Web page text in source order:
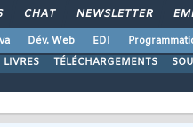
CHAT NEWSLETTER
Dév. Web EDI
LIVRES TÉLÉCHARGEMENTS